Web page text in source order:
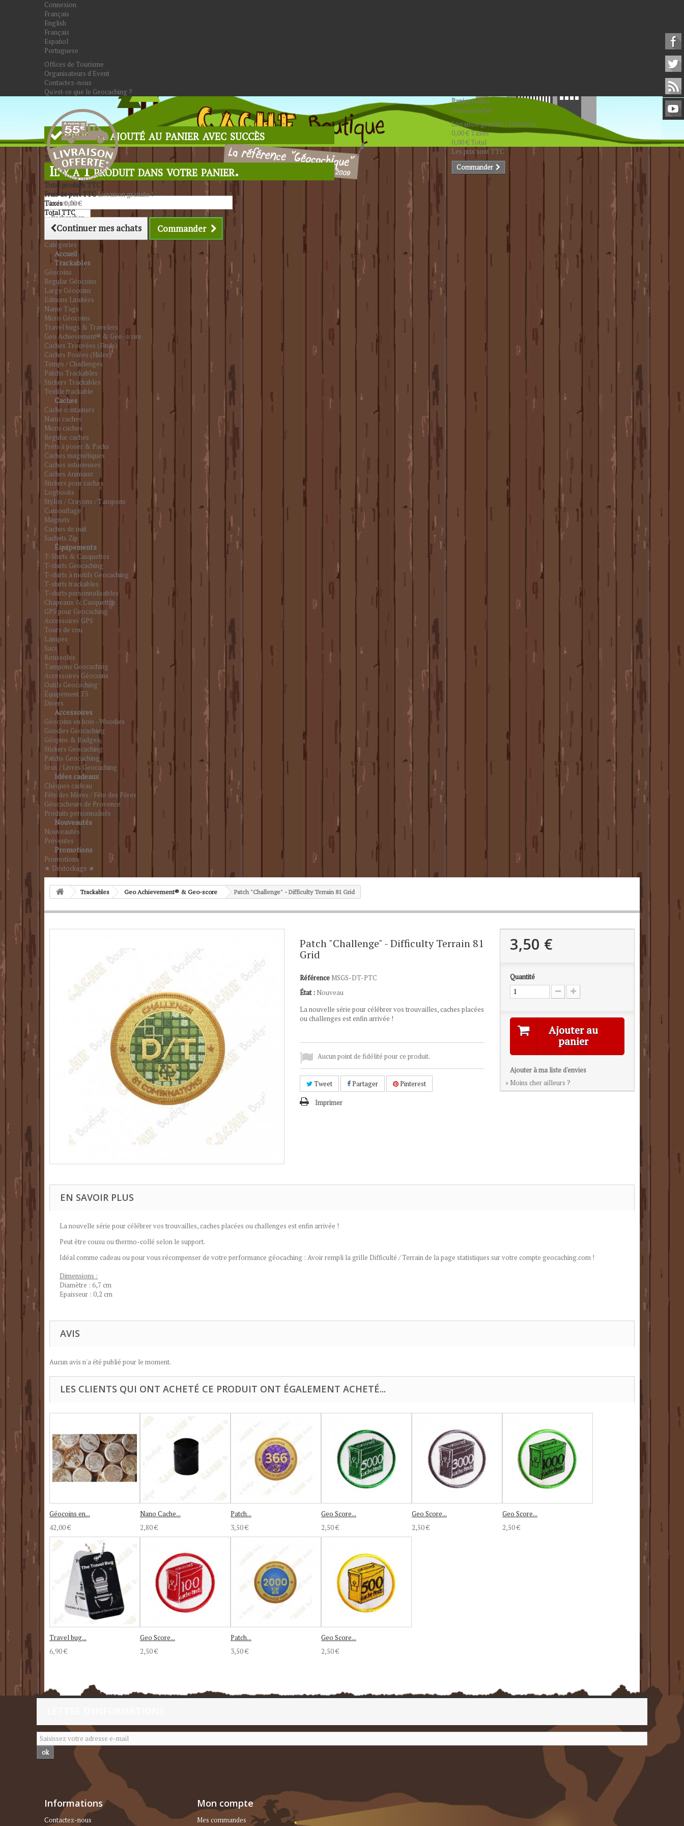
Connexion
Français
English
Français
Español
Portuguese
Offices de Tourisme
Organisateurs d'Event
Contactez-nous
Qu'est-ce que le Geocaching ?
Rechercher
Panier(vide)
Aucun produit
Livraison gratuite ! Livraison
0,00 €Taxes
0,00 € Total
Les prix sont TTC
Commander
Produit ajouté au panier avec succès
Quantité
Total
Il y a 1 produit dans votre panier.
Total produits TTC
Frais de port TTCLivraison gratuite !
Taxes0,00 €
Total TTC
Continuer mes achats Commander
Catégories
Accueil
Trackables
Géocoins
Regular Géocoins
Large Géocoins
Editions Limitées
Name Tags
Micro Géocoins
Travel bugs & Travelers
Geo Achievement® & Geo-score
Caches Trouvées (Finds)
Caches Posées (Hides)
Temps / Challenges
Patchs Trackables
Stickers Trackables
Textile trackable
Caches
Cache containers
Nano caches
Micro caches
Regular caches
Prêts à poser & Packs
Caches magnétiques
Caches astucieuses
Caches Animaux
Stickers pour caches
Logbooks
Stylos / Crayons / Tampons
Camouflage
Magnets
Caches de nuit
Sachets Zip
Équipements
T-Shirts & Casquettes
T-shirts Geocaching
T-shirts à motifs Geocaching
T-shirts trackables
T-shirts personnalisables
Chapeaux & Casquettes
GPS pour Geocaching
Accessoires GPS
Tours de cou
Lampes
Sacs
Boussoles
Tampons Geocaching
Accessoires Géocoins
Outils Geocaching
Équipement T5
Divers
Accessoires
Géocoins en bois - Woodies
Goodies Geocaching
Géopins & Badges
Stickers Geocaching
Patchs Geocaching
Jeux / Livres Geocaching
Idées cadeaux
Chèques cadeau
Fête des Mères / Fête des Pères
Géocacheurs de Provence
Produits personnalisés
Nouveautés
Nouveautés
Préventes
Promotions
Promotions
★ Déstockage ★
Trackables Geo Achievement® & Geo-score Patch "Challenge" - Difficulty Terrain 81 Grid
Patch "Challenge" - Difficulty Terrain 81
Grid
Référence MSGS-DT-PTC
État : Nouveau
La nouvelle série pour célébrer vos trouvailles, caches placées
ou challenges est enfin arrivée !
Aucun point de fidélité pour ce produit.
Tweet Partager Pinterest
Imprimer
3,50 €
Quantité
Ajouter au
panier
Ajouter à ma liste d'envies
» Moins cher ailleurs ?
EN SAVOIR PLUS
La nouvelle série pour célébrer vos trouvailles, caches placées ou challenges est enfin arrivée !
Peut être cousu ou thermo-collé selon le support.
Idéal comme cadeau ou pour vous récompenser de votre performance géocaching : Avoir rempli la grille Difficulté / Terrain de la page statistiques sur votre compte geocaching.com !
Dimensions :
Diamètre : 6,7 cm
Epaisseur : 0,2 cm
AVIS
Aucun avis n'a été publié pour le moment.
LES CLIENTS QUI ONT ACHETÉ CE PRODUIT ONT ÉGALEMENT ACHETÉ...
Géocoins en...
42,00 €
Nano Cache...
2,80 €
Patch...
3,50 €
Geo Score...
2,50 €
Geo Score...
2,50 €
Geo Score...
2,50 €
Travel bug...
6,90 €
Geo Score...
2,50 €
Patch...
3,50 €
Geo Score...
2,50 €
ok
Informations
Contactez-nous
Mon compte
Mes commandes